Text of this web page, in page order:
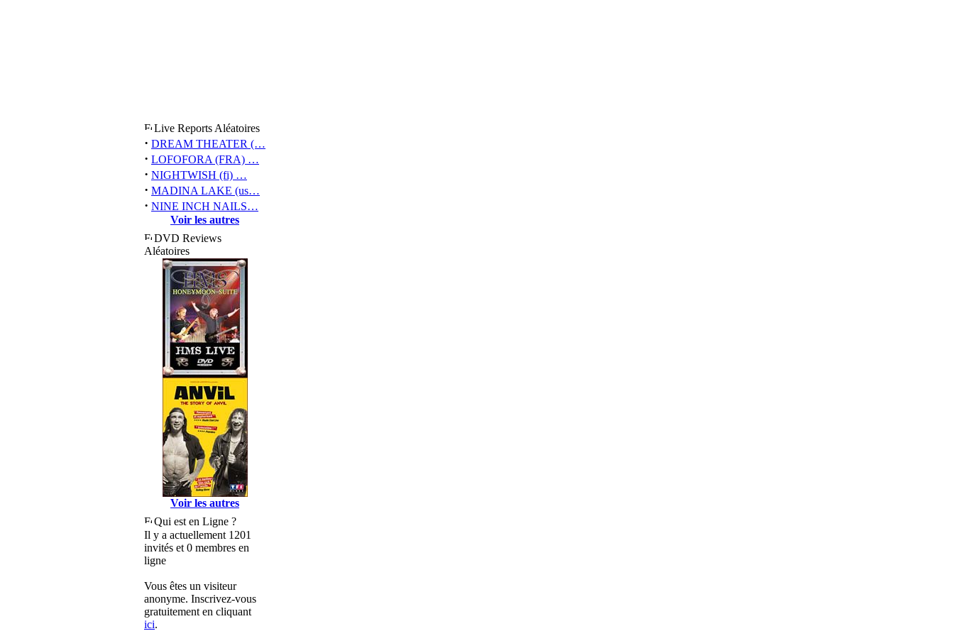
Live Reports Aléatoires
· DREAM THEATER (…
· LOFOFORA (FRA) …
· NIGHTWISH (fi) …
· MADINA LAKE (us…
· NINE INCH NAILS…
Voir les autres
DVD Reviews
Aléatoires
Voir les autres
Qui est en Ligne ?
Il y a actuellement 1201
invités et 0 membres en
ligne
Vous êtes un visiteur
anonyme. Inscrivez-vous
gratuitement en cliquant
ici.